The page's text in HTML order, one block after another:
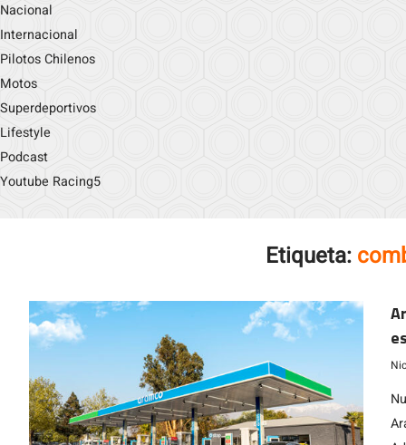
Nacional
Internacional
Pilotos Chilenos
Motos
Superdeportivos
Lifestyle
Podcast
Youtube Racing5
Etiqueta: